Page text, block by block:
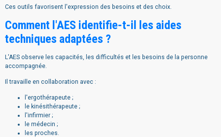
Ces outils favorisent l'expression des besoins et des choix.
Comment l'AES identifie-t-il les aides
techniques adaptées ?
L'AES observe les capacités, les difficultés et les besoins de la personne
accompagnée.
Il travaille en collaboration avec :
l'ergothérapeute ;
le kinésithérapeute ;
l'infirmier ;
le médecin ;
les proches.